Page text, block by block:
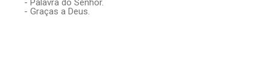
- Palavra do Senhor.
- Graças a Deus.